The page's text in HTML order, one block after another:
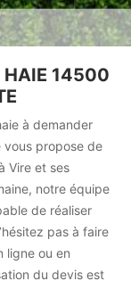
HAIE 14500
à demander
vous propose de
Vire et ses
notre équipe
de réaliser
pas à faire
ligne ou en
du devis est